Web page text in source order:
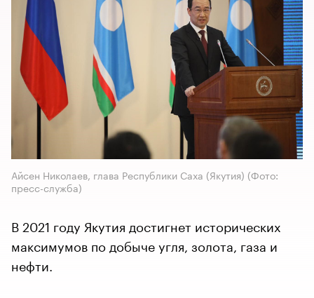
Айсен Николаев, глава Республики Саха (Якутия) (Фото:
пресс-служба)
В 2021 году Якутия достигнет исторических
максимумов по добыче угля, золота, газа и
нефти.